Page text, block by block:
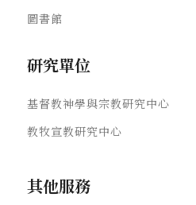
圖書館
研究單位
基督教神學與宗教研究中心
教牧宣教研究中心
其他服務